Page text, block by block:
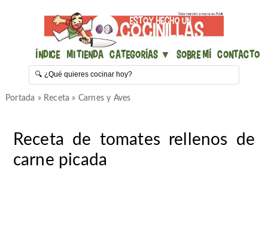
Índice Mi Tienda Categorías ▼ Sobre mí Contacto
Portada » Receta » Carnes y Aves
Receta de tomates rellenos de
carne picada